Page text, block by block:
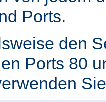
Ports.
den
Ports 80